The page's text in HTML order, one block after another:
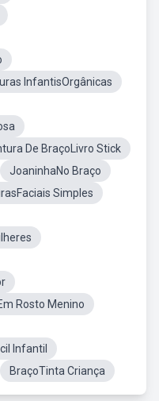
InfantisOrgânicas
De BraçoLivro Stick
JoaninhaNo Braço
Simples
Rosto Menino
Infantil
BraçoTinta Criança